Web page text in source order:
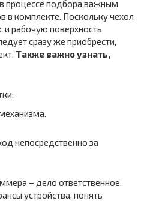
процессе подбора важным
в комплекте. Поскольку чехол
и рабочую поверхность
сразу же приобрести,
Также важно узнать,
непосредственно за
– дело ответственное.
устройства, понять